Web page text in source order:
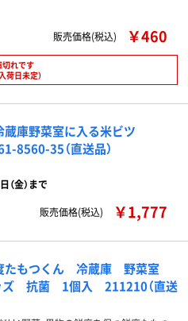
販売価格(税込) ￥460
切れです
荷日未定）
蔵庫野菜室に入る米ビツ
8560-35（直送品）
（金）まで
販売価格(税込) ￥1,777
たもつくん 冷蔵庫 野菜室
ズ 抗菌 1個入 211210（直送